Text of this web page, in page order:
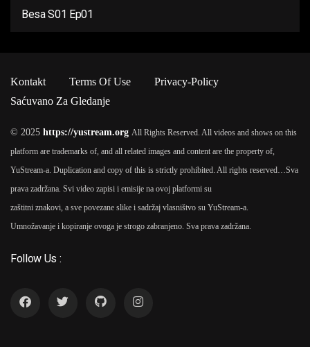
Besa S01 Ep01
Kontakt Terms Of Use
Privacy-Policy
Saćuvano Za Gledanje
© 2025 https://yustream.org All Rights Reserved. All videos and shows on this
platform are trademarks of, and all related images and content are the property of,
YuStream-a. Duplication and copy of this is strictly prohibited. All rights reserved…Sva
prava zadržana. Svi video zapisi i emisije na ovoj platformi su
zaštitni znakovi, a sve povezane slike i sadržaj vlasništvo su YuStream-a.
Umnožavanje i kopiranje ovoga je strogo zabranjeno. Sva prava zadržana.
Follow Us :